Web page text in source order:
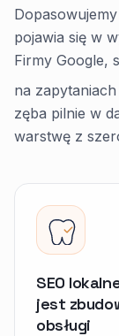
pojawia się w
Firmy Google,
na
zęba pilnie w
warstwę z
SEO
jest
obsługi